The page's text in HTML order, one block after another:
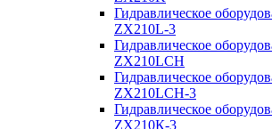
Гидравлическое
ZX210L-3
Гидравлическое
ZX210LCH
Гидравлическое
ZX210LCH-3
Гидравлическое
ZX210К-3